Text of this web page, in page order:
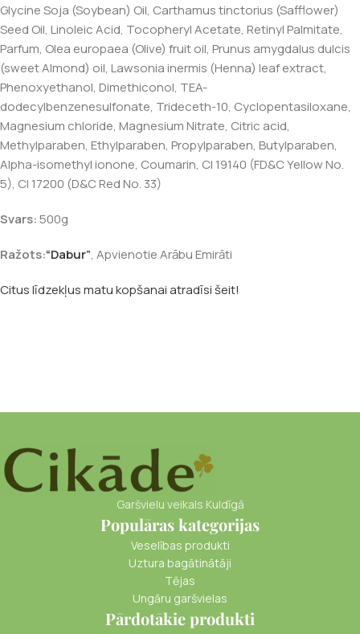
Glycine Soja (Soybean) Oil, Carthamus tinctorius (Safflower)
Seed Oil, Linoleic Acid, Tocopheryl Acetate, Retinyl Palmitate,
Parfum, Olea europaea (Olive) fruit oil, Prunus amygdalus dulcis
(sweet Almond) oil, Lawsonia inermis (Henna) leaf extract,
Phenoxyethanol, Dimethiconol, TEA-
dodecylbenzenesulfonate, Trideceth-10, Cyclopentasiloxane,
Magnesium chloride, Magnesium Nitrate, Citric acid,
Methylparaben, Ethylparaben, Propylparaben, Butylparaben,
Alpha-isomethyl ionone, Coumarin, CI 19140 (FD&C Yellow No.
5), CI 17200 (D&C Red No. 33)
Svars:500g
Ražots:“Dabur”, Apvienotie Arābu Emirāti
Citus līdzekļus matu kopšanai atradīsi šeit!
Garšvielu veikals Kuldīgā
Populāras kategorijas
Veselības produkti
Uztura bagātinātāji
Tējas
Ungāru garšvielas
Pārdotākie produkti